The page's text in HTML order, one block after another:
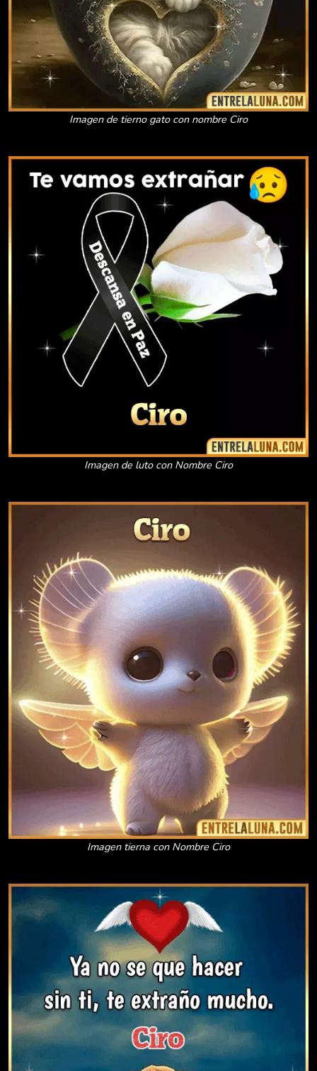
Imagen de tierno gato con nombre Ciro
Imagen de luto con Nombre Ciro
Imagen tierna con Nombre Ciro